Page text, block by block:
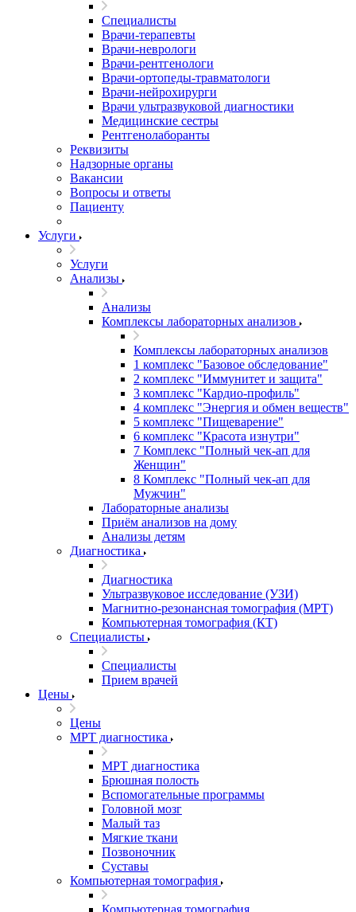
Специалисты
Врачи-терапевты
Врачи-неврологи
Врачи-рентгенологи
Врачи-ортопеды-травматологи
Врачи-нейрохирурги
Врачи ультразвуковой диагностики
Медицинские сестры
Рентгенолаборанты
Реквизиты
Надзорные органы
Вакансии
Вопросы и ответы
Пациенту
Услуги
Услуги
Анализы
Анализы
Комплексы лабораторных анализов
Комплексы лабораторных анализов
1 комплекс "Базовое обследование"
2 комплекс "Иммунитет и защита"
3 комплекс "Кардио-профиль"
4 комплекс "Энергия и обмен веществ"
5 комплекс "Пищеварение"
6 комплекс "Красота изнутри"
7 Комплекс "Полный чек-ап для
Женщин"
8 Комплекс "Полный чек-ап для
Мужчин"
Лабораторные анализы
Приём анализов на дому
Анализы детям
Диагностика
Диагностика
Ультразвуковое исследование (УЗИ)
Магнитно-резонансная томография (МРТ)
Компьютерная томография (КТ)
Специалисты
Специалисты
Прием врачей
Цены
Цены
МРТ диагностика
МРТ диагностика
Брюшная полость
Вспомогательные программы
Головной мозг
Малый таз
Мягкие ткани
Позвоночник
Суставы
Компьютерная томография
Компьютерная томография